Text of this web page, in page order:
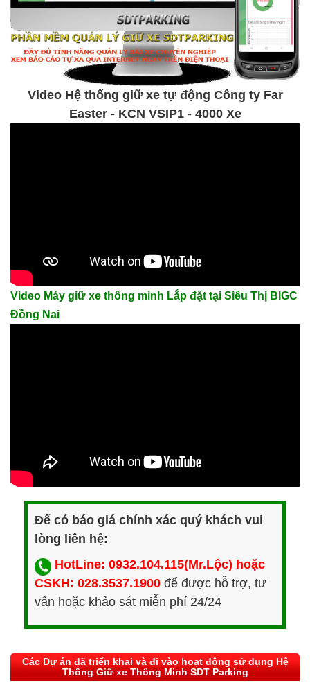
Video Hệ thống giữ xe tự động Công ty Far
Easter - KCN VSIP1 - 4000 Xe
Video Máy giữ xe thông minh Lắp đặt tại Siêu Thị BIGC
Đồng Nai
Để có báo giá chính xác quý khách vui
lòng liên hệ:
HotLine: 0932.104.115(Mr.Lộc) hoặc
CSKH: 028.3537.1900 để được hỗ trợ, tư
vấn hoặc khảo sát miễn phí 24/24
Các Dự án đã triển khai và đi vào hoạt động sử dụng Hệ
Thống Giữ xe Thông Minh SDT Parking